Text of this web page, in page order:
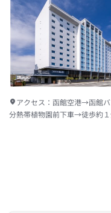
アクセス： 函館空港→函館バ
分熱帯植物園前下車→徒歩約